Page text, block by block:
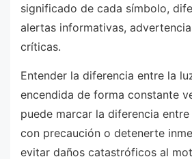
significado de cada símbolo,
alertas informativas,
críticas.
Entender la diferencia entre la
encendida de forma constante
puede marcar la diferencia
con precaución o detenerte
evitar daños catastróficos al